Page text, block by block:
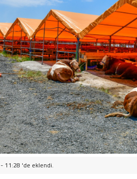
11:28 'de eklendi.